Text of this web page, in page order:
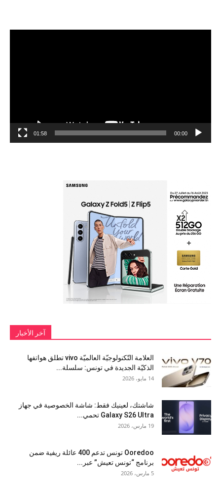
00:00
01:58
آخر الأخبار
العلامة التّكنولوجيّة العالميّة vivo تطلق هواتفها
الذكيّة الجديدة في تونس: سلسلة...
14 مايو، 2026
شاشتك، لعينيك فقط: شاشة الخصوصية في جهاز
Galaxy S26 Ultra تحمي...
19 مارس، 2026
Ooredoo تونس تدعم 400 عائلة ريفية ضمن
برنامج “تونس تعيش” عبر...
5 مارس، 2026